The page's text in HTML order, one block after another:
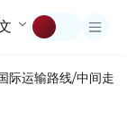
际运输路线/中间走廊